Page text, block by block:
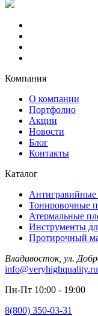
Компания
О компании
Портфолио
Акции
Новости
Блог
Контакты
Каталог
Антигравийные
Тонировочные
Атермальные
Инструменты
Протирочный
Владивосток, ул.
info@veryhighquality.ru
Пн-Пт 10:00 - 19:00
8(800) 350-03-31